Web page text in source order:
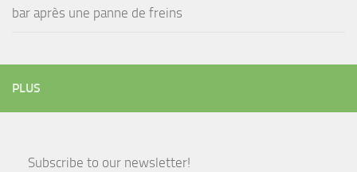
bar après une panne de freins
PLUS
Subscribe to our newsletter!